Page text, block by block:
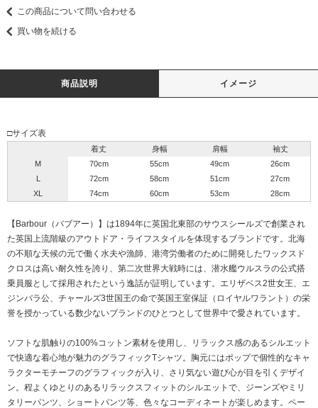
この商品について問い合わせる
買い物を続ける
商品説明 イメージ
□サイズ表
着丈 身幅 肩幅
袖丈
M
70cm 55cm 49cm
26cm
L
72cm 58cm 51cm
27cm
XL
74cm 60cm 53cm 28cm
【Barbour（バブアー）】は1894年に英国北東部のサウスシールズで創業され
た英国上流階級のアウトドア・ライフスタイルを体現するブランドです。北海
の不順な天候の元で働く水夫や漁師、港湾労働者のために開発したワックスド
クロスは高い耐久性を誇り、第二次世界大戦時には、潜水艦ウルスラの公式搭
乗員服として採用されたという逸話が証明しています。エリザベス2世女王、エ
ジンバラ公、チャールズ3世国王の命で英国王室保証（ロイヤルワラント）の栄
誉を授かっている数少ないブランドのひとつとして世界中で愛されています。
ソフトな肌触りの100%コットン素材を使用し、リラックス感のあるシルエット
で快適な着心地が魅力のグラフィックTシャツ。胸元にはポップで個性的なキャ
ラクターモチーフのグラフィックが入り、さり気ない遊び心が目を引くデザイ
ン。程よくゆとりのあるリラックスフィットのシルエットで、ジーンズやミリ
タリーパンツ、ショートパンツ等、色々なコーディネートが楽しめます。ペー